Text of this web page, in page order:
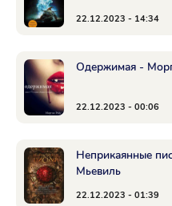
22.12.2023 - 14:34
Одержимая -
22.12.2023 - 00:06
Неприкаянные
Мьевиль
22.12.2023 - 01:39